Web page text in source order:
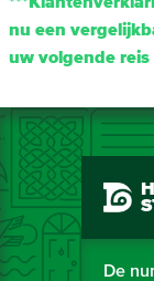
nu een
uw volgende
De